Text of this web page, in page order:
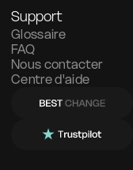
Support
Glossaire
FAQ
Nous contacter
Centre d'aide